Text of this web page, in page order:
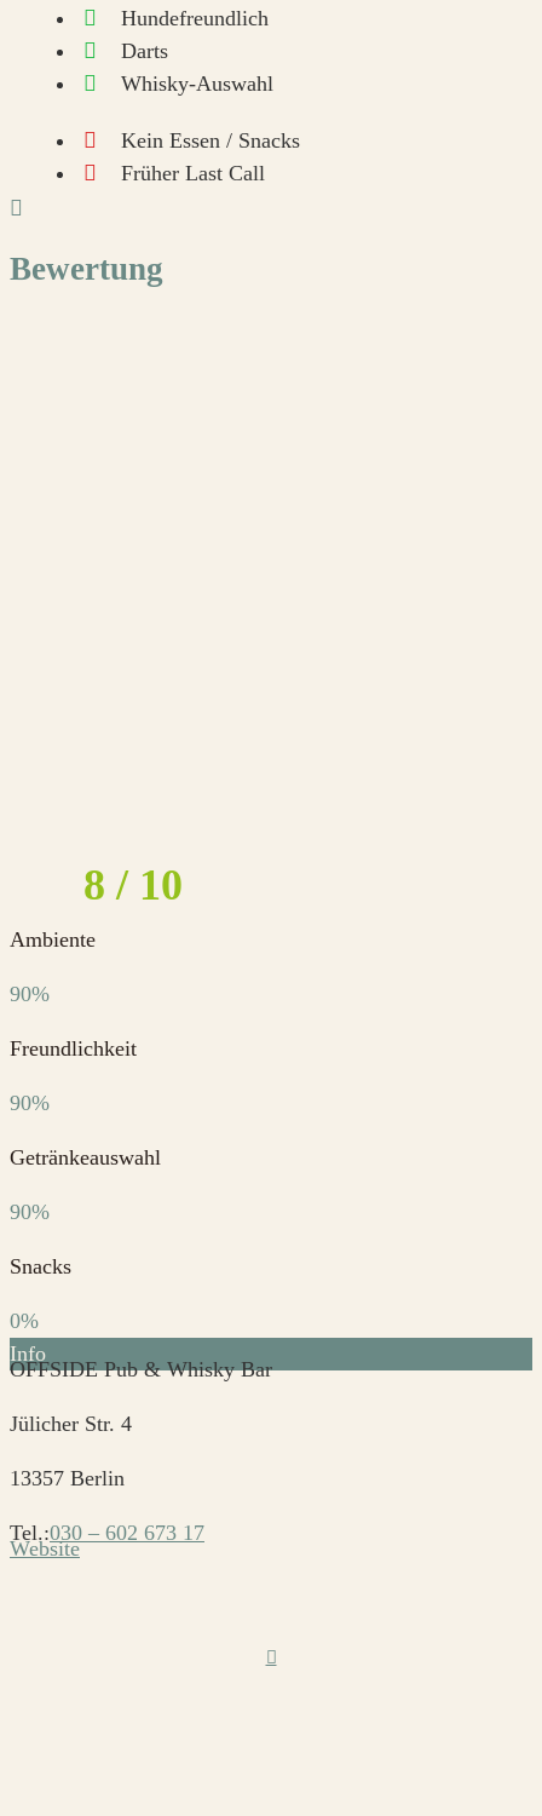
Hundefreundlich
Darts
Whisky-Auswahl
Kein Essen / Snacks
Früher Last Call
Bewertung
8
Ambiente
90%
Freundlichkeit
90%
Getränkeauswahl
90%
Snacks
0%
Info
OFFSIDE Pub & Whisky Bar
Jülicher Str. 4
13357 Berlin
Tel.:030 – 602 673 17
Website